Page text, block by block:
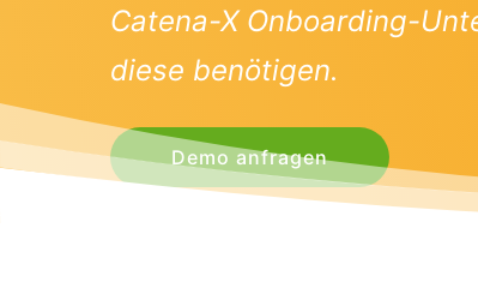
Catena-X Onboarding-
diese benötigen.
Demo anfragen